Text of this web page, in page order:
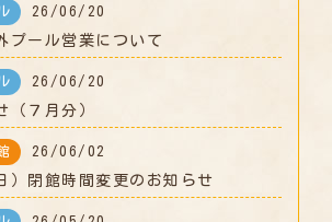
26/06/20
プール営業について
26/06/20
（７月分）
26/06/02
）閉館時間変更のお知らせ